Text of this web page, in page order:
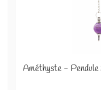
Améthyste -